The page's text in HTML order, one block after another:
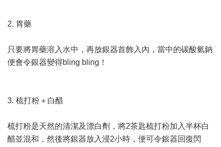
2. 胃藥
只要將胃藥溶入水中，再放銀器首飾入內，當中的碳酸氫鈉
便會令銀器變得bling bling！
3. 梳打粉＋白醋
梳打粉是天然的清潔及漂白劑，將2茶匙梳打粉加入半杯白
醋並混和，然後將銀器放入浸2小時，便可令銀器回復閃